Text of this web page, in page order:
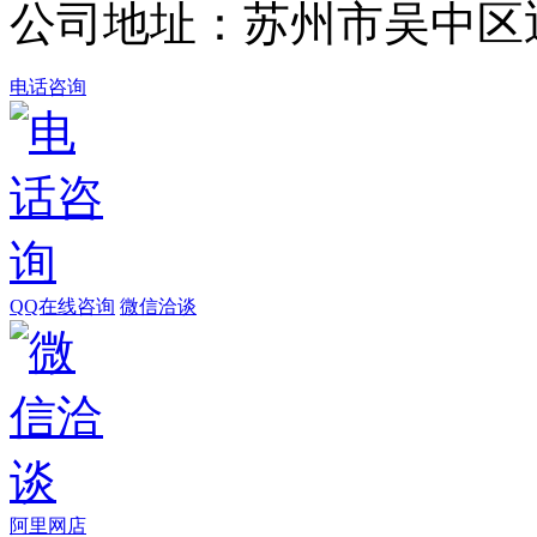
公司地址：苏州市吴中
电话咨询
QQ在线咨询 微信洽谈
阿里网店